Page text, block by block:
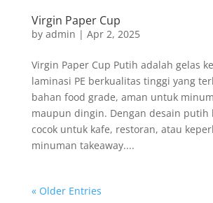
Virgin Paper Cup
by admin | Apr 2, 2025
Virgin Paper Cup Putih adalah gelas
laminasi PE berkualitas tinggi yang
bahan food grade, aman untuk
maupun dingin. Dengan desain putih
cocok untuk kafe, restoran, atau
minuman takeaway....
« Older Entries